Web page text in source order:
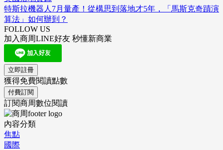
特斯拉機器人7月量產！從構思到落地才5年，「馬斯克奇蹟演
算法」如何辦到？
FOLLOW US
加入商周LINE好友 秒懂新商業
立即註冊
獲得免費閱讀點數
付費訂閱
訂閱商周數位閱讀
內容分類
焦點
國際